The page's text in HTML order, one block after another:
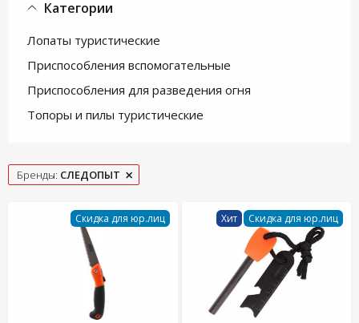
Категории
Лопаты туристические
Приспособления вспомогательные
Приспособления для разведения огня
Топоры и пилы туристические
Бренды: СЛЕДОПЫТ
Скидка для юр.лиц Хит Скидка для юр.лиц